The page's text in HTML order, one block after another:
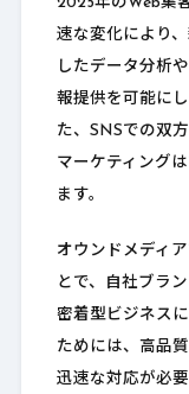
速な変化により
したデータ分析
報提供を可能に
た、SNSでの双
マーケティング
ます。
オウンドメディ
とで、自社ブラ
密着型ビジネス
ためには、高品
迅速な対応が必要